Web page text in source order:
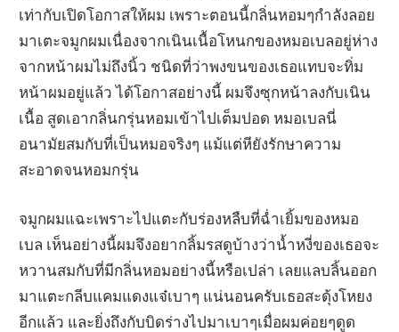
เท่ากับเปิดโอกาสให้ผม เพราะตอนนี้กลิ่นหอมๆกำลังลอย
มาเตะจมูกผมเนื่องจากเนินเนื้อโหนกของหมอเบลอยู่ห่าง
จากหน้าผมไม่ถึงนิ้ว ชนิดที่ว่าพงขนของเธอแทบจะทิ่ม
หน้าผมอยู่แล้ว ได้โอกาสอย่างนี้ ผมจึงซุกหน้าลงกับเนิน
เนื้อ สูดเอากลิ่นกรุ่นหอมเข้าไปเต็มปอด หมอเบลนี่
อนามัยสมกับที่เป็นหมอจริงๆ แม้แต่หียังรักษาความ
สะอาดจนหอมกรุ่น
จมูกผมแฉะเพราะไปแตะกับร่องหลืบที่ฉ่ำเยิ้มของหมอ
เบล เห็นอย่างนี้ผมจึงอยากลิ้มรสดูบ้างว่าน้ำหงี่ของเธอจะ
หวานสมกับที่มีกลิ่นหอมอย่างนี้หรือเปล่า เลยแลบลิ้นออก
มาแตะกลีบแคมแดงแจ๋เบาๆ แน่นอนครับเธอสะดุ้งโหยง
อีกแล้ว และยิ่งถึงกับบิดร่างไปมาเบาๆเมื่อผมค่อยๆดูด